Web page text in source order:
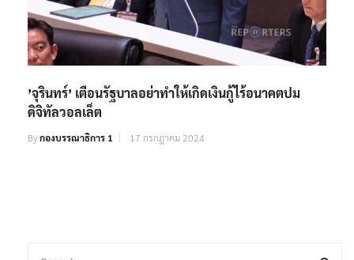
’จุรินทร์’ เตือนรัฐบาลอย่าทำให้เกิดเงินกู้ไร้อนาคตปม
ดิจิทัลวอลเล็ต
Byกองบรรณาธิการ 1 17 กรกฎาคม 2024